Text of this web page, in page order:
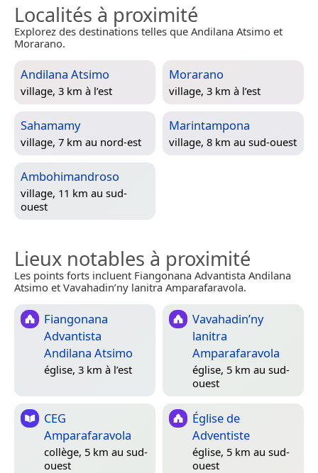
Localités à proximité
Explorez des destinations telles que Andilana Atsimo et
Morarano.
Andilana Atsimo
village, 3 km à l’est
Morarano
village, 3 km à l’est
Sahamamy
village, 7 km au nord-est
Marintampona
village, 8 km au sud-ouest
Ambohimandroso
village, 11 km au sud-
ouest
Lieux notables à proximité
Les points forts incluent Fiangonana Advantista Andilana
Atsimo et Vavahadin’ny lanitra Amparafaravola.
Fiangonana
Advantista
Andilana Atsimo
église, 3 km à l’est
Vavahadin’ny
lanitra
Amparafaravola
église, 5 km au sud-
ouest
CEG
Amparafaravola
collège, 5 km au sud-
ouest
Église de
Adventiste
église, 5 km au sud-
ouest